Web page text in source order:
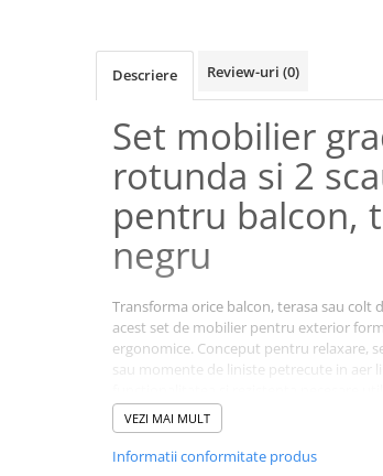
Descriere Review-uri (0)
Set mobilier
rotunda si 2
pentru balcon,
negru
Transforma orice balcon, terasa sau
acest set de mobilier pentru exterior
ergonomice. Conceput pentru relaxare,
sau momente de liniste petrecute in aer
VEZI MAI MULT
Informatii conformitate produs